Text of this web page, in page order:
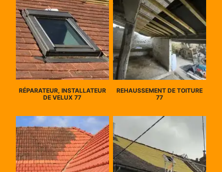
RÉPARATEUR, INSTALLATEUR
DE VELUX 77
REHAUSSEMENT DE TOITURE
77